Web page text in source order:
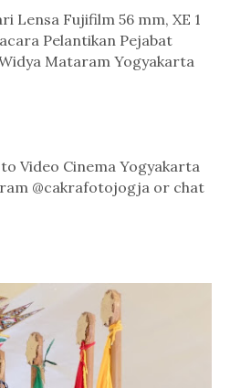
Lensa Fujifilm 56 mm, XE 1
Pelantikan Pejabat
Mataram Yogyakarta
Video Cinema Yogyakarta
@cakrafotojogja or chat